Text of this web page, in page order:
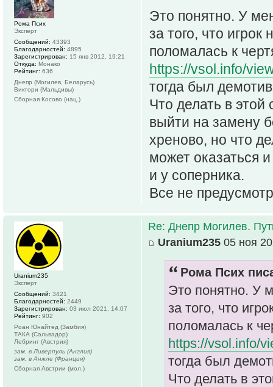
Это понятно. У
за того, что
поломалась к
https://vsol.info/
тогда был
Что делать в этой
выйти на замену
хреново, но что
может оказаться
и у соперника.
Все не
Рома Псих
Эксперт
Сообщений: 43393
Благодарностей: 4895
Зарегистрирован: 15 янв 2012, 19:21
Откуда: Монако
Рейтинг: 636
Днепр (Могилев, Беларусь)
Виктори (Мальдивы)
Сборная Косово (нац.)
Re: Днепр Могилев.
Uranium235 05 ноя
Рома Псих
Это понятно. У
за того, что
поломалась к
https://vsol.info/
тогда был
Что делать в
Uranium235
Эксперт
Сообщений: 3421
Благодарностей: 2449
Зарегистрирован: 03 июл 2021, 14:07
Рейтинг: 902
Роан Юнайтед (Замбия)
ТАКА (Сальвадор)
Лебринг (Австрия)
зам. в Ливерпуль (Англия)
зам. в Анжле (Франция)
Сборная Австрии (мол.)